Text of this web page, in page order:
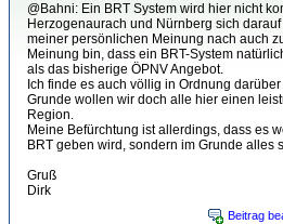
@Bahni: Ein BRT System wird hier nicht
Herzogenaurach und Nürnberg sich
meiner persönlichen Meinung nach auch
Meinung bin, dass ein BRT-System
als das bisherige ÖPNV Angebot.
Ich finde es auch völlig in Ordnung
Grunde wollen wir doch alle hier einen
Region.
Meine Befürchtung ist allerdings, dass es
BRT geben wird, sondern im Grunde alles
Gruß
Dirk
Beitrag